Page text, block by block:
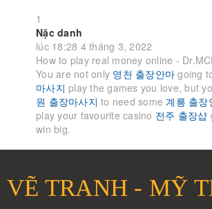
1
Nặc danh
lúc 18:28 4 tháng 3, 2022
How to play real money online -
You are not only 영천 출장안마 going
마사지 play the games you love, but
원 출장마사지 to need some 계룡 출장
play your favourite casino 전주 출장샵
win big.
VẼ TRANH - MỸ